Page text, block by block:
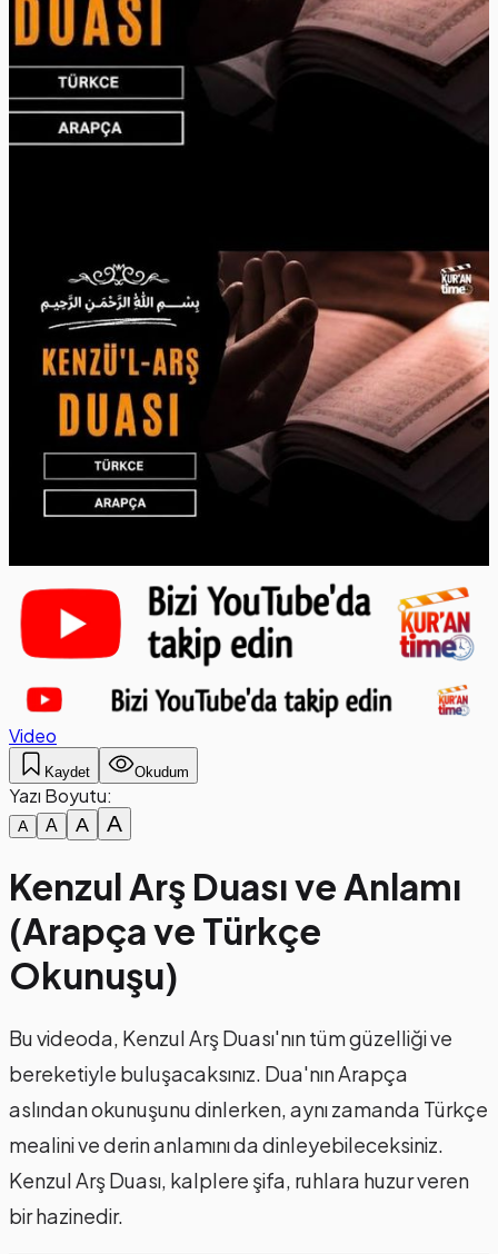
Video
Kaydet Okudum
Yazı Boyutu:
A A A A
Kenzul Arş Duası ve Anlamı
(Arapça ve Türkçe
Okunuşu)
Bu videoda, Kenzul Arş Duası'nın tüm güzelliği ve
bereketiyle buluşacaksınız. Dua'nın Arapça
aslından okunuşunu dinlerken, aynı zamanda Türkçe
mealini ve derin anlamını da dinleyebileceksiniz.
Kenzul Arş Duası, kalplere şifa, ruhlara huzur veren
bir hazinedir.